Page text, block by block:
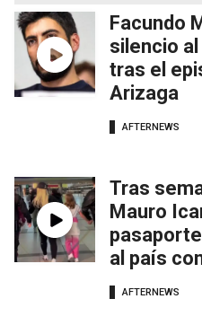
Facundo
silencio
tras el
Arizaga
AFTERNEWS
Tras
Mauro
al país
AFTERNEWS